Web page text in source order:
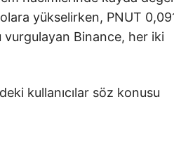
yükselirken, PNUT
vurgulayan Binance, her iki
kullanıcılar söz konusu